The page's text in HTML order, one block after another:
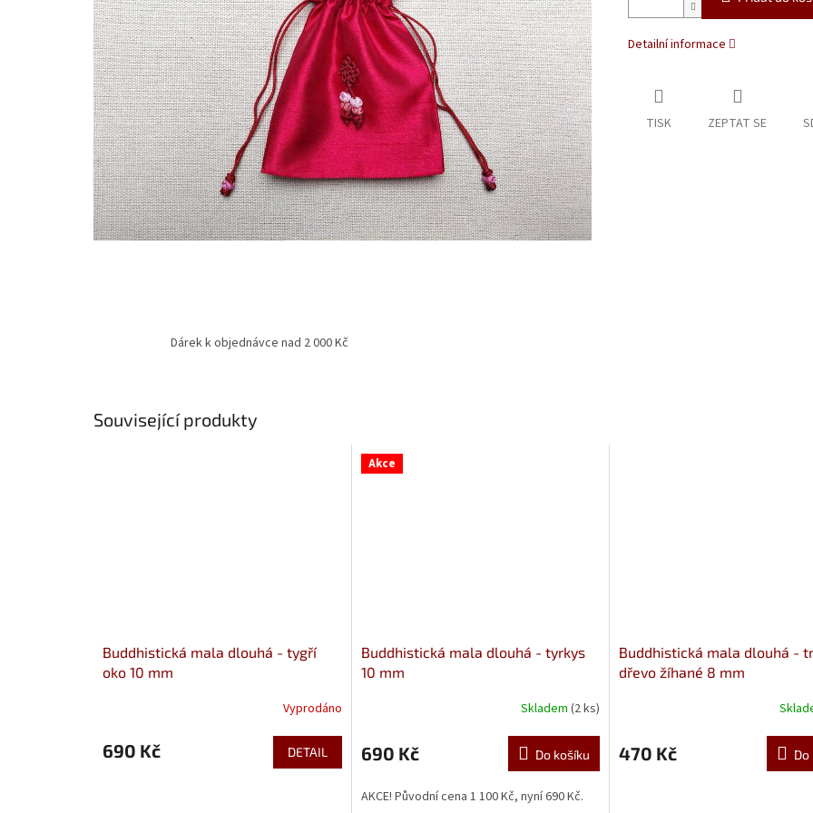
Detailní informace
TISK ZEPTAT SE
Dárek k objednávce nad 2 000 Kč
Související produkty
Buddhistická mala dlouhá - tygří
oko 10 mm
Vyprodáno
690 Kč DETAIL
Akce
Buddhistická mala dlouhá - tyrkys
10 mm
Skladem (2 ks)
690 Kč Do košíku
AKCE! Původní cena 1 100 Kč, nyní 690 Kč.
Buddhistická mala dlouhá -
dřevo žíhané 8 mm
470 Kč Do